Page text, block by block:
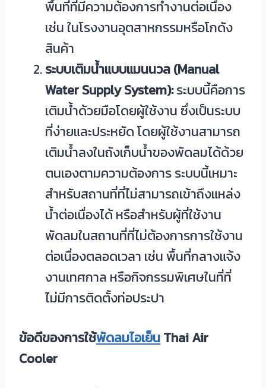
พื้นที่ที่มีความต้องการทำงานต่อเนื่อง
เช่น ในโรงงานอุตสาหกรรมหรือโกดัง
สินค้า
ระบบเติมน้ำแบบแมนนวล (Manual
Water Supply System):ระบบนี้คือการ
เติมน้ำด้วยมือโดยผู้ใช้งาน ซึ่งเป็นระบบ
ที่ง่ายและประหยัด โดยผู้ใช้งานสามารถ
เติมน้ำลงในถังเก็บน้ำของพัดลมได้ด้วย
ตนเองตามความต้องการ ระบบนี้เหมาะ
สำหรับสถานที่ที่ไม่สามารถเข้าถึงแหล่ง
น้ำต่อเนื่องได้ หรือสำหรับผู้ที่ใช้งาน
พัดลมในสถานที่ที่ไม่ต้องการการใช้งาน
ต่อเนื่องตลอดเวลา เช่น พื้นที่กลางแจ้ง
งานเทศกาล หรือกิจกรรมพิเศษในที่ที่
ไม่มีการติดตั้งท่อประปา
ข้อดีของการใช้พัดลมไอเย็นThai Air
Cooler